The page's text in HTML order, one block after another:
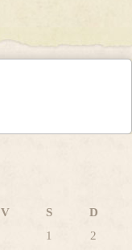
V S
D
1
2